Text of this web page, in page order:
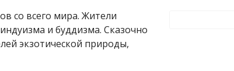
со всего мира. Жители
и буддизма. Сказочно
экзотической природы,